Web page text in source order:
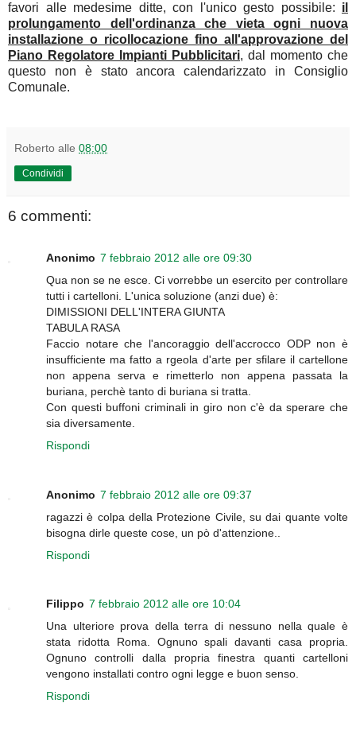
favori alle medesime ditte, con l'unico gesto possibile: il
prolungamento dell'ordinanza che vieta ogni nuova
installazione o ricollocazione fino all'approvazione del
Piano Regolatore Impianti Pubblicitari, dal momento che
questo non è stato ancora calendarizzato in Consiglio
Comunale.
Roberto alle 08:00
Condividi
6 commenti:
Anonimo 7 febbraio 2012 alle ore 09:30
Qua non se ne esce. Ci vorrebbe un esercito per controllare
tutti i cartelloni. L'unica soluzione (anzi due) è:
DIMISSIONI DELL'INTERA GIUNTA
TABULA RASA
Faccio notare che l'ancoraggio dell'accrocco ODP non è
insufficiente ma fatto a rgeola d'arte per sfilare il cartellone
non appena serva e rimetterlo non appena passata la
buriana, perchè tanto di buriana si tratta.
Con questi buffoni criminali in giro non c'è da sperare che
sia diversamente.
Rispondi
Anonimo 7 febbraio 2012 alle ore 09:37
ragazzi è colpa della Protezione Civile, su dai quante volte
bisogna dirle queste cose, un pò d'attenzione..
Rispondi
Filippo 7 febbraio 2012 alle ore 10:04
Una ulteriore prova della terra di nessuno nella quale è
stata ridotta Roma. Ognuno spali davanti casa propria.
Ognuno controlli dalla propria finestra quanti cartelloni
vengono installati contro ogni legge e buon senso.
Rispondi